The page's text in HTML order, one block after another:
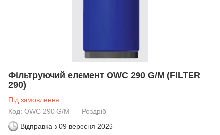
Фільтруючий елемент OWC 290 G/M (FILTER
290)
Під замовлення
Код: OWC 290 G/M
Роздріб
Відправка з 09 вересня 2026